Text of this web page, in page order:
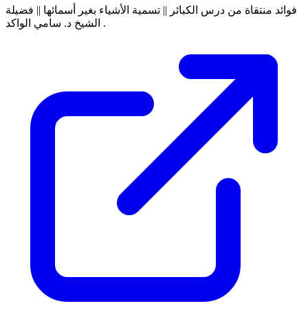
فوائد منتقاة من درس الكبائر || تسمية الأشياء بغير أسمائها || فضيلة
الشيخ د. سامي الواكد .